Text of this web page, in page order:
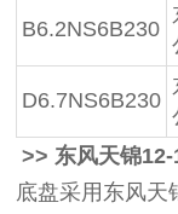
B6.2NS6B230
D6.7NS6B230
>> 东风天锦
底盘采用东风天